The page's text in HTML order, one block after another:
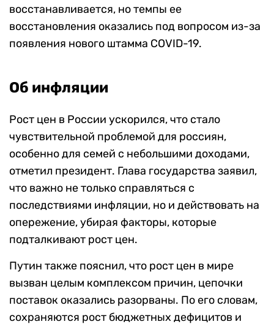
восстанавливается, но темпы ее
восстановления оказались под вопросом из-за
появления нового штамма COVID-19.
Об инфляции
Рост цен в России ускорился, что стало
чувствительной проблемой для россиян,
особенно для семей с небольшими доходами,
отметил президент. Глава государства заявил,
что важно не только справляться с
последствиями инфляции, но и действовать на
опережение, убирая факторы, которые
подталкивают рост цен.
Путин также пояснил, что рост цен в мире
вызван целым комплексом причин, цепочки
поставок оказались разорваны. По его словам,
сохраняются рост бюджетных дефицитов и